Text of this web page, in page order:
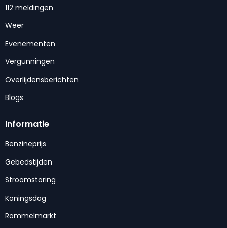
112 meldingen
Weer
Evenementen
Vergunningen
Overlijdensberichten
Blogs
Informatie
Benzineprijs
Gebedstijden
Stroomstoring
Koningsdag
Rommelmarkt